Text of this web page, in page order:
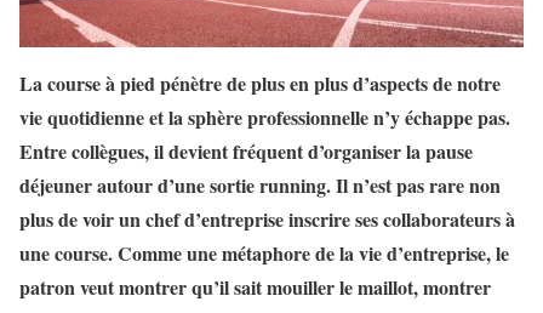
La course à pied pénètre de plus en plus d’aspects de notre
vie quotidienne et la sphère professionnelle n’y échappe pas.
Entre collègues, il devient fréquent d’organiser la pause
déjeuner autour d’une sortie running. Il n’est pas rare non
plus de voir un chef d’entreprise inscrire ses collaborateurs à
une course. Comme une métaphore de la vie d’entreprise, le
patron veut montrer qu’il sait mouiller le maillot, montrer